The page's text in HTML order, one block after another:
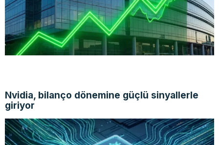
Nvidia, bilanço dönemine güçlü sinyallerle
giriyor